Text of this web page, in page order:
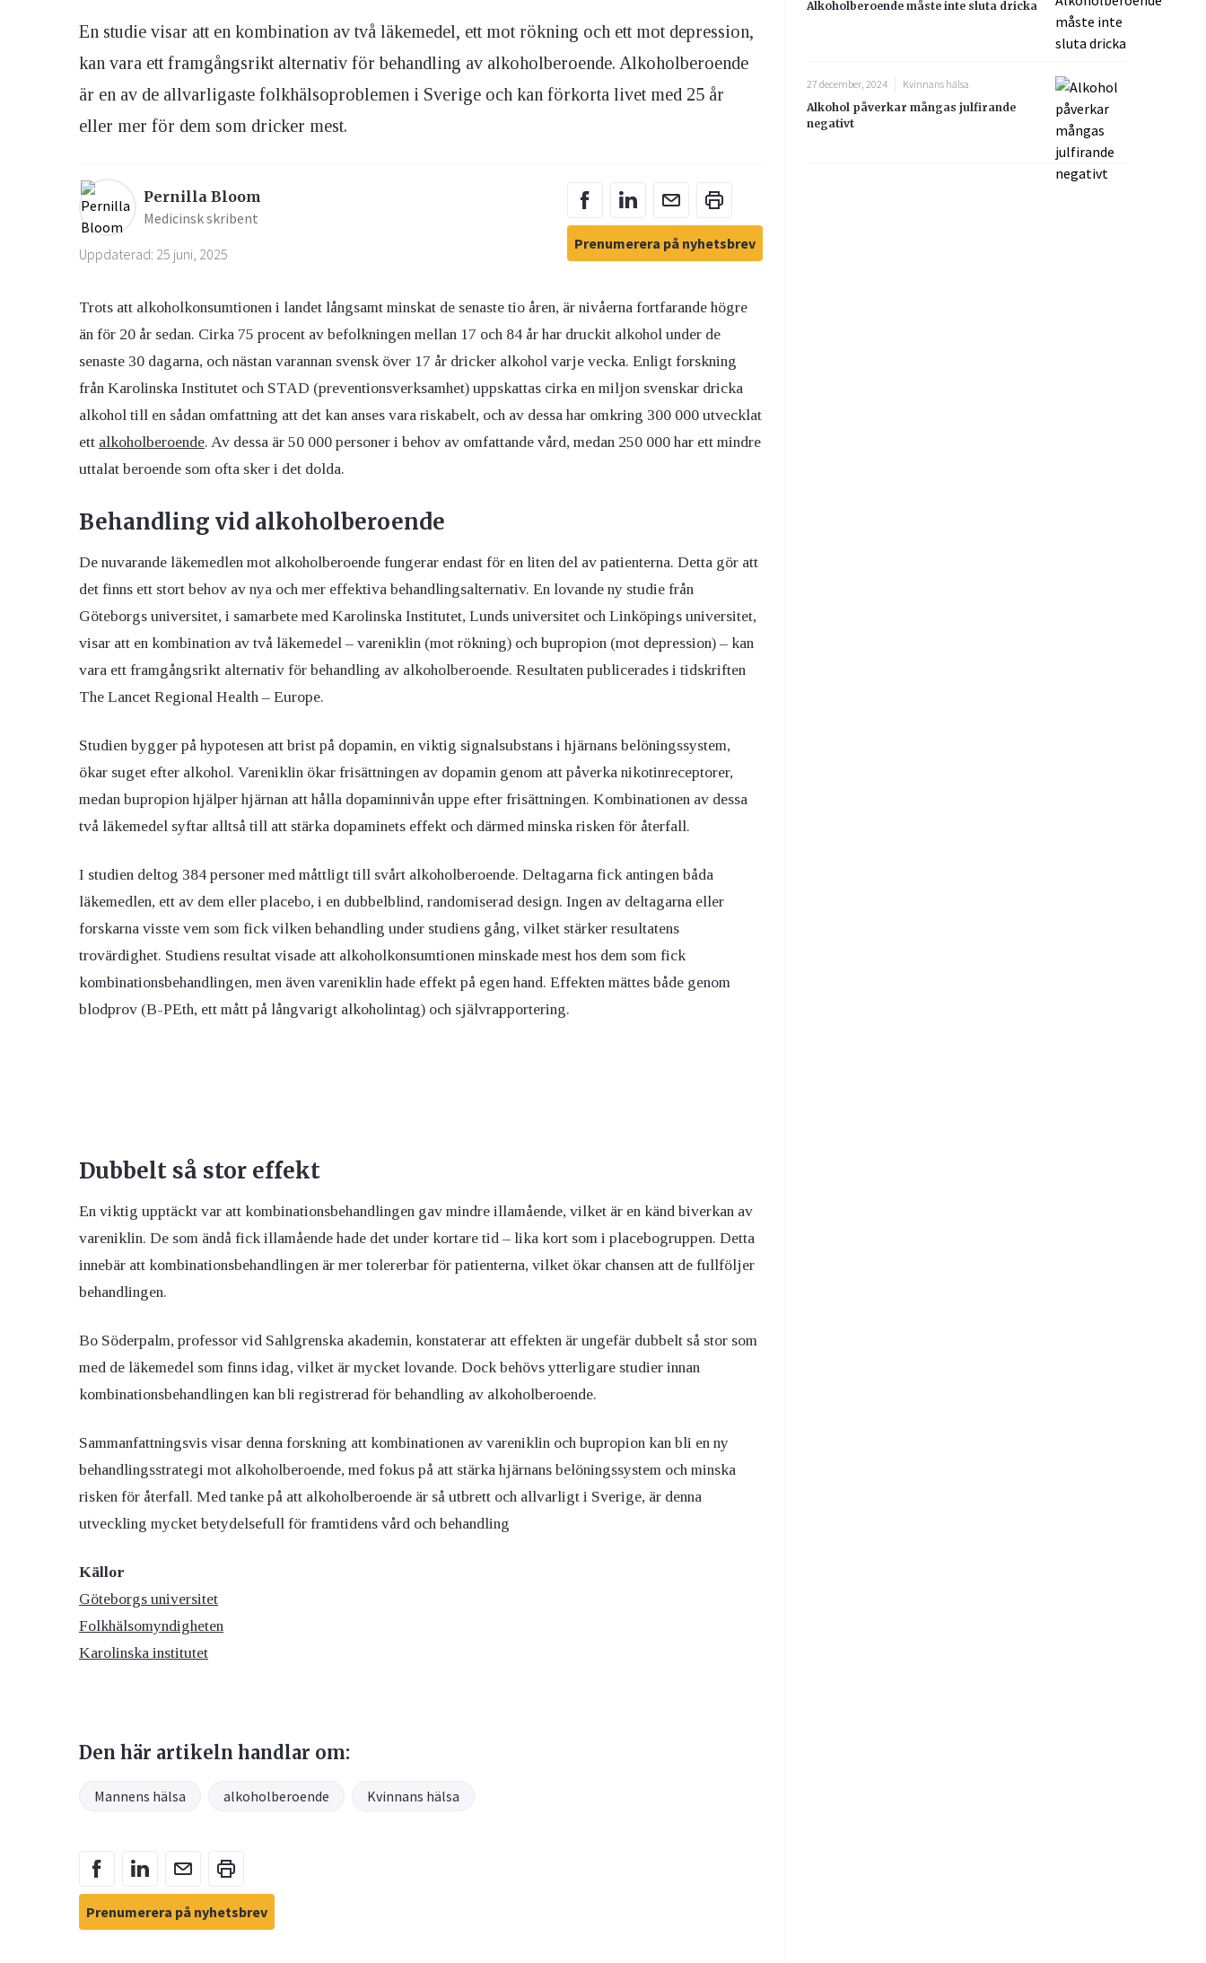
Ögon & Öron
En studie visar att en kombination av två läkemedel, ett mot rökning och ett mot depression,
kan vara ett framgångsrikt alternativ för behandling av alkoholberoende. Alkoholberoende
är en av de allvarligaste folkhälsoproblemen i Sverige och kan förkorta livet med 25 år
eller mer för dem som dricker mest.
Pernilla Bloom
Medicinsk skribent
Uppdaterad: 25 juni, 2025
Prenumerera på nyhetsbrev
Trots att alkoholkonsumtionen i landet långsamt minskat de senaste tio åren, är nivåerna fortfarande högre
än för 20 år sedan. Cirka 75 procent av befolkningen mellan 17 och 84 år har druckit alkohol under de
senaste 30 dagarna, och nästan varannan svensk över 17 år dricker alkohol varje vecka. Enligt forskning
från Karolinska Institutet och STAD (preventionsverksamhet) uppskattas cirka en miljon svenskar dricka
alkohol till en sådan omfattning att det kan anses vara riskabelt, och av dessa har omkring 300 000 utvecklat
ett alkoholberoende. Av dessa är 50 000 personer i behov av omfattande vård, medan 250 000 har ett mindre
uttalat beroende som ofta sker i det dolda.
Behandling vid alkoholberoende
De nuvarande läkemedlen mot alkoholberoende fungerar endast för en liten del av patienterna. Detta gör att
det finns ett stort behov av nya och mer effektiva behandlingsalternativ. En lovande ny studie från
Göteborgs universitet, i samarbete med Karolinska Institutet, Lunds universitet och Linköpings universitet,
visar att en kombination av två läkemedel – vareniklin (mot rökning) och bupropion (mot depression) – kan
vara ett framgångsrikt alternativ för behandling av alkoholberoende. Resultaten publicerades i tidskriften
The Lancet Regional Health – Europe.
Studien bygger på hypotesen att brist på dopamin, en viktig signalsubstans i hjärnans belöningssystem,
ökar suget efter alkohol. Vareniklin ökar frisättningen av dopamin genom att påverka nikotinreceptorer,
medan bupropion hjälper hjärnan att hålla dopaminnivån uppe efter frisättningen. Kombinationen av dessa
två läkemedel syftar alltså till att stärka dopaminets effekt och därmed minska risken för återfall.
I studien deltog 384 personer med måttligt till svårt alkoholberoende. Deltagarna fick antingen båda
läkemedlen, ett av dem eller placebo, i en dubbelblind, randomiserad design. Ingen av deltagarna eller
forskarna visste vem som fick vilken behandling under studiens gång, vilket stärker resultatens
trovärdighet. Studiens resultat visade att alkoholkonsumtionen minskade mest hos dem som fick
kombinationsbehandlingen, men även vareniklin hade effekt på egen hand. Effekten mättes både genom
blodprov (B-PEth, ett mått på långvarigt alkoholintag) och självrapportering.
Dubbelt så stor effekt
En viktig upptäckt var att kombinationsbehandlingen gav mindre illamående, vilket är en känd biverkan av
vareniklin. De som ändå fick illamående hade det under kortare tid – lika kort som i placebogruppen. Detta
innebär att kombinationsbehandlingen är mer tolererbar för patienterna, vilket ökar chansen att de fullföljer
behandlingen.
Bo Söderpalm, professor vid Sahlgrenska akademin, konstaterar att effekten är ungefär dubbelt så stor som
med de läkemedel som finns idag, vilket är mycket lovande. Dock behövs ytterligare studier innan
kombinationsbehandlingen kan bli registrerad för behandling av alkoholberoende.
Sammanfattningsvis visar denna forskning att kombinationen av vareniklin och bupropion kan bli en ny
behandlingsstrategi mot alkoholberoende, med fokus på att stärka hjärnans belöningssystem och minska
risken för återfall. Med tanke på att alkoholberoende är så utbrett och allvarligt i Sverige, är denna
utveckling mycket betydelsefull för framtidens vård och behandling
Källor
Göteborgs universitet
Folkhälsomyndigheten
Karolinska institutet
Den här artikeln handlar om:
Mannens hälsa alkoholberoende Kvinnans hälsa
Prenumerera på nyhetsbrev
Alkoholberoende måste inte sluta dricka
27 december, 2024
Kvinnans hälsa
Alkohol påverkar mångas julfirande
negativt